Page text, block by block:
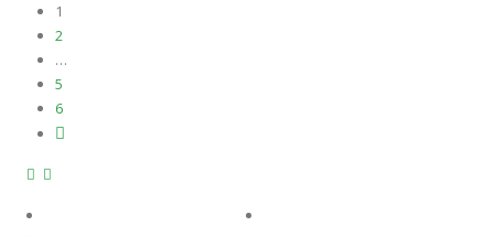
1
2
…
5
6